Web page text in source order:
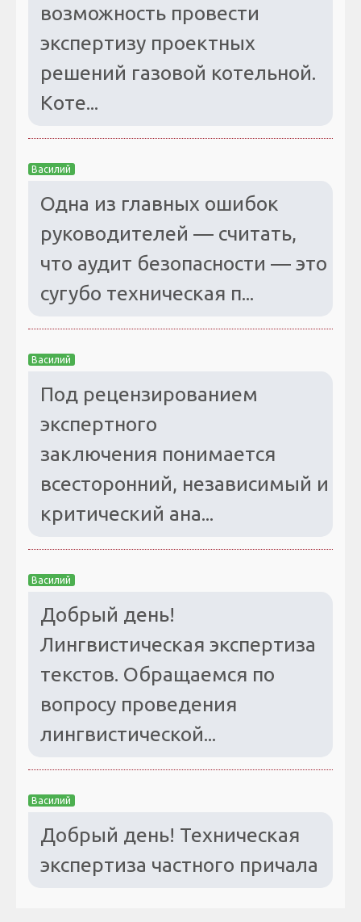
возможность провести
экспертизу проектных
решений газовой котельной.
Коте...
Василий
Одна из главных ошибок
руководителей — считать,
что аудит безопасности — это
сугубо техническая п...
Василий
Под рецензированием
экспертного
заключения понимается
всесторонний, независимый и
критический ана...
Василий
Добрый день!
Лингвистическая экспертиза
текстов. Обращаемся по
вопросу проведения
лингвистической...
Василий
Добрый день! Техническая
экспертиза частного причала